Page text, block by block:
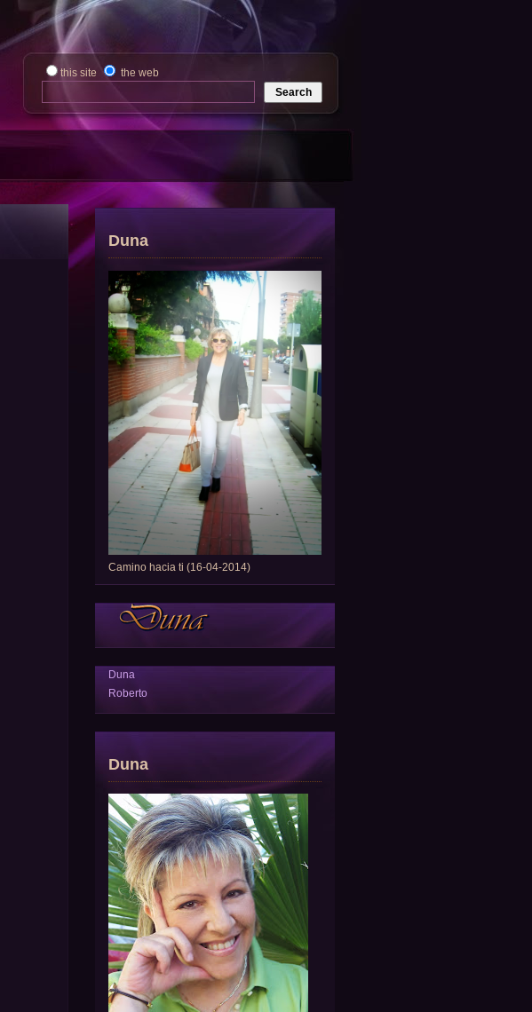
this site the web
Duna
Camino hacia ti (16-04-2014)
Duna
Roberto
Duna